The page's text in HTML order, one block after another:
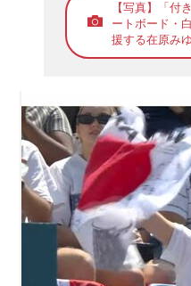
【写真】「付
ートボード・
援する在原み